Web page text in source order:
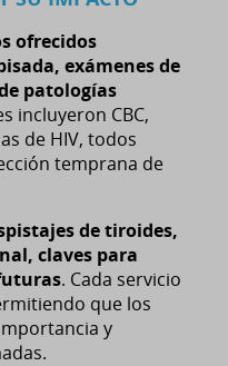
ofrecidos
exámenes de
patologías
incluyeron CBC,
de HIV, todos
temprana de
de tiroides,
claves para
. Cada servicio
que los
y